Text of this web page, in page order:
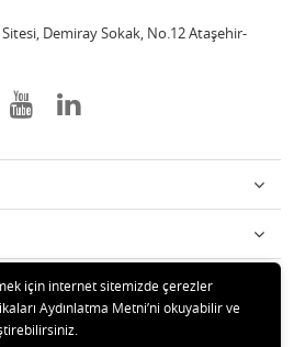
Demiray Sokak, No.12 Ataşehir-
Ltd. Şti. Tüm hakları saklıdır.
için internet sitemizde çerezler
Aydınlatma Metni’ni okuyabilir ve